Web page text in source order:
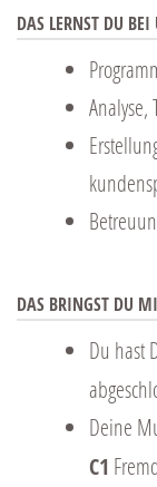
DAS LERNST DU BEI
Analyse,
DAS BRINGST DU
Du hast
Deine
C1